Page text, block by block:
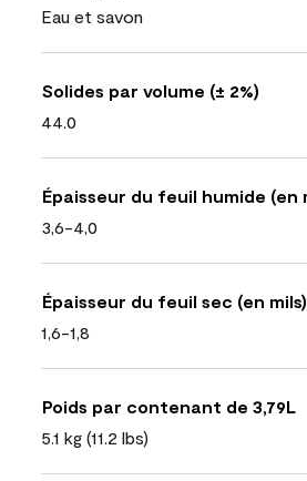
Eau et savon
Solides par volume (± 2%)
44.0
Épaisseur du feuil humide (en
3,6-4,0
Épaisseur du feuil sec (en mils)
1,6-1,8
Poids par contenant de 3,79L
5.1 kg (11.2 lbs)